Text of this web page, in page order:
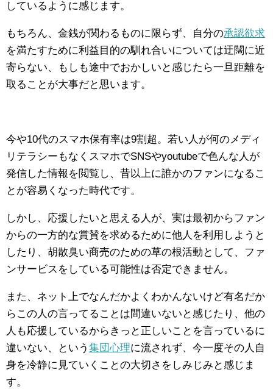
しているように感じます。
もちろん、金銭が関わるものに限らず、自分の承認欲求
を満たすために利益目的の馴れ合いについては迂闊に近
寄らない、もしも途中でおかしいと感じたら一旦距離を
取ることが大事だと思います。
今や10代のスマホ保有率は9割超。若い人が何のメディ
リテラシーもなくスマホでSNSやyoutubeで色んな人が
発信した情報を閲覧し、昔以上に誰かのファンになるこ
とが容易くなった時代です。
しかし、応援したいと思える人が、実は最初からファン
からの一方的な賞賛を求めるために他人を利用しようと
したり、胡散臭い商売のための草の根活動として、ファ
ンサービスをしている可能性は否定できません。
また、ネット上でなんだかよくわかんないけど有名だか
らこの人の言ってることは間違いないと感じたり、他の
人も応援しているからきっと正しいことを言っているに
違いない、という 集団心理に流されず、今一度その人自
身を冷静に見ていくことの大切さをしみじみと感じま
す。